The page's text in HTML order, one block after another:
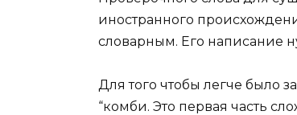
иностранного
словарным. Его написание
Для того чтобы легче было
“комби. Это первая часть